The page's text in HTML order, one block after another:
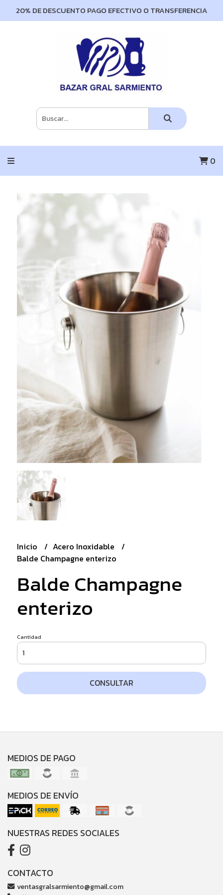
20% DE DESCUENTO PAGO EFECTIVO O TRANSFERENCIA
0
Inicio
Acero Inoxidable
Balde Champagne enterizo
Balde Champagne
enterizo
Cantidad
CONSULTAR
MEDIOS DE PAGO
MEDIOS DE ENVÍO
NUESTRAS REDES SOCIALES
CONTACTO
ventasgralsarmiento@gmail.com